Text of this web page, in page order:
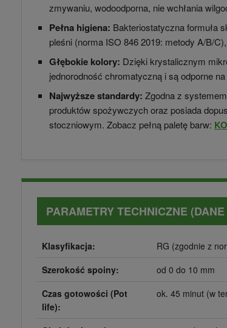
zmywaniu, wodoodporna, nie wchłania
Pełna higiena: Bakteriostatyczna formuła
pleśni (norma ISO 846 2019: metody A/B/
Głębokie kolory: Dzięki krystalicznym
jednorodność chromatyczną i są odporne
Najwyższe standardy: Zgodna z
produktów spożywczych oraz posiada
stoczniowym. Zobacz pełną paletę barw:
PARAMETRY TECHNICZNE
Klasyfikacja:
RG (zgodnie z
Szerokość spoiny:
od 0 do 10 mm
Czas gotowości (Pot
life):
ok. 45 minut (w